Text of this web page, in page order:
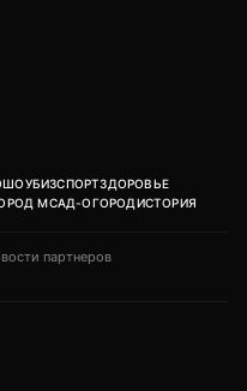
ШОУБИЗСПОРТЗДОРОВЬЕ
МСАД-ОГОРОДИСТОРИЯ
партнеров